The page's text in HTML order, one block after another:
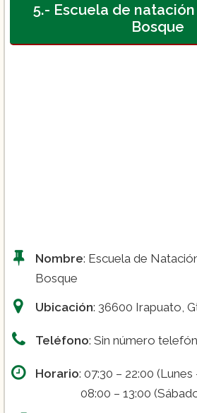
Curso para grupos
5.- Escuela de
Bosque
Nombre: Escuela de
Bosque
Ubicación: 36600 Irapuato,
Teléfono: Sin número
Horario: 07:30 – 22:00 (Lunes
08:00 – 13:00